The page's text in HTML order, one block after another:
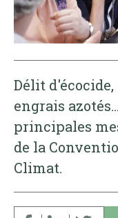
Délit
engrais
principales
de la
Climat.